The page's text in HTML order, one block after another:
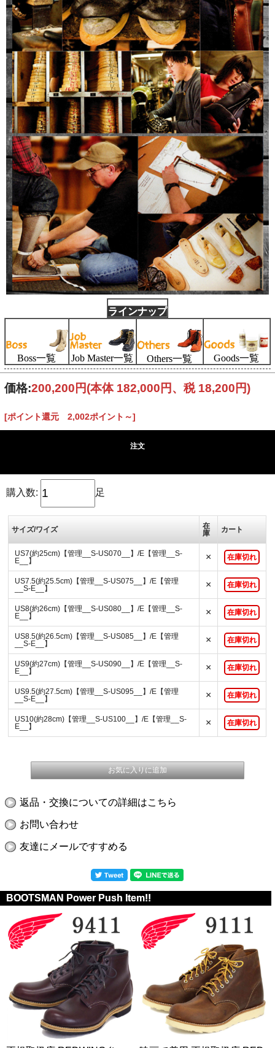
ラインナップ
Boss一覧 Job Master一覧 Others一覧 Goods一覧
価格:200,200円(本体 182,000円、税 18,200円)
[ポイント還元 2,002ポイント～]
注文
購入数: 足
サイズ/ワイズ
在
庫
カート
US7(約25cm)【管理__S-US070__】/E【管理__S-
E__】
× 在庫切れ
US7.5(約25.5cm)【管理__S-US075__】/E【管理
__S-E__】
× 在庫切れ
US8(約26cm)【管理__S-US080__】/E【管理__S-
E__】
× 在庫切れ
US8.5(約26.5cm)【管理__S-US085__】/E【管理
__S-E__】
× 在庫切れ
US9(約27cm)【管理__S-US090__】/E【管理__S-
E__】
× 在庫切れ
US9.5(約27.5cm)【管理__S-US095__】/E【管理
__S-E__】
× 在庫切れ
US10(約28cm)【管理__S-US100__】/E【管理__S-
E__】
× 在庫切れ
返品・交換についての詳細はこちら
お問い合わせ
友達にメールですすめる
BOOTSMAN Power Push Item!!